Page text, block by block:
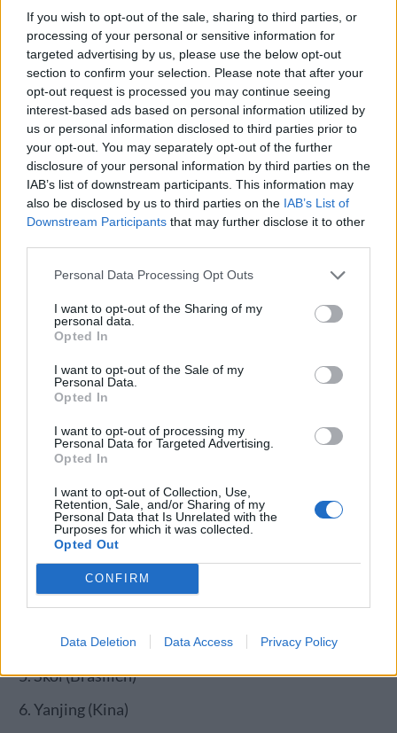
If you wish to opt-out of the sale, sharing to third parties, or
processing of your personal or sensitive information for
targeted advertising by us, please use the below opt-out
section to confirm your selection. Please note that after your
opt-out request is processed you may continue seeing
interest-based ads based on personal information utilized by
us or personal information disclosed to third parties prior to
your opt-out. You may separately opt-out of the further
disclosure of your personal information by third parties on the
IAB’s list of downstream participants. This information may
also be disclosed by us to third parties on the IAB’s List of
Downstream Participants that may further disclose it to other
Personal Data Processing Opt Outs
I want to opt-out of the Sharing of my
personal data.
Opted In
I want to opt-out of the Sale of my
Personal Data.
Opted In
I want to opt-out of processing my
Personal Data for Targeted Advertising.
Opted In
I want to opt-out of Collection, Use,
Retention, Sale, and/or Sharing of my
Personal Data that Is Unrelated with the
Purposes for which it was collected.
Opted Out
CONFIRM
Data Deletion Data Access Privacy Policy
Tre amerikanska öl, och två öl från Brasilien finns
med. Heineken är den enda europeiska öl som kvalar
in på listan.
1. Snow (Kina)
2. Tsingtao (Kina)
3. Bud Light (USA)
4. Budweiser (USA)
5. Skol (Brasilien)
6. Yanjing (Kina)